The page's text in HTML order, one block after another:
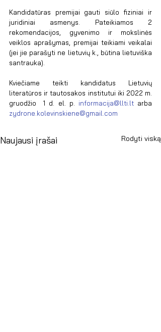
Kandidatūras premijai gauti siūlo fiziniai ir
juridiniai asmenys. Pateikiamos 2
rekomendacijos, gyvenimo ir mokslinės
veiklos aprašymas, premijai teikiami veikalai
(jei jie parašyti ne lietuvių k., būtina lietuviška
santrauka).
Kviečiame teikti kandidatus Lietuvių
literatūros ir tautosakos institutui iki 2022 m.
gruodžio  1 d. el. p. informacija@llti.lt
zydrone.kolevinskiene@gmail.com
Naujausi įrašai Rodyti viską